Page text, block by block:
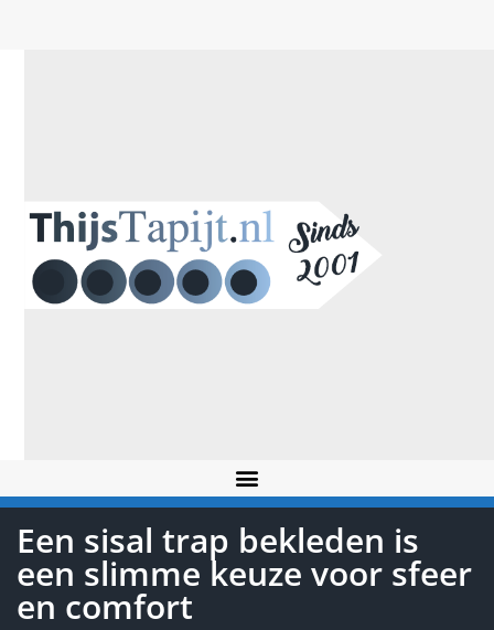
Een sisal trap bekleden is
een slimme keuze voor sfeer
en comfort